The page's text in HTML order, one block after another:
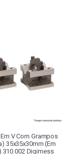
V Com Grampos
35x35x30mm (em
310.002 Digimess